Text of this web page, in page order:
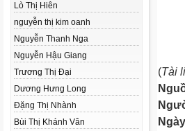
Lò Thị Hiên
nguyễn thị kim oanh
Nguyễn Thanh Nga
Nguyễn Hậu Giang
Trương Thị Đại
Dương Hưng Long
Đặng Thị Nhành
Bùi Thị Khánh Vân
(Tài